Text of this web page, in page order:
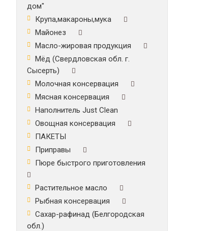
дом"
Крупа,макароны,мука
Майонез
Масло-жировая продукция
Мёд (Свердловская обл. г.
Сысерть)
Молочная консервация
Мясная консервация
Наполнитель Just Clean
Овощная консервация
ПАКЕТЫ
Приправы
Пюре быстрого приготовления
Растительное масло
Рыбная консервация
Сахар-рафинад (Белгородская
обл.)